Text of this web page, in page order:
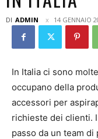
DI ADMIN 14 GENNAIO
In Italia ci sono
occupano della
accessori per
richieste dei clienti.
passo da un team